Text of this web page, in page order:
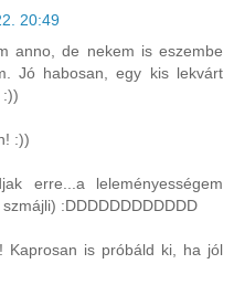
20:49
anno, de nekem is eszembe
Jó habosan, egy kis lekvárt
:))
:))
erre...a leleményességem
:DDDDDDDDDDDD
Kaprosan is próbáld ki, ha jól